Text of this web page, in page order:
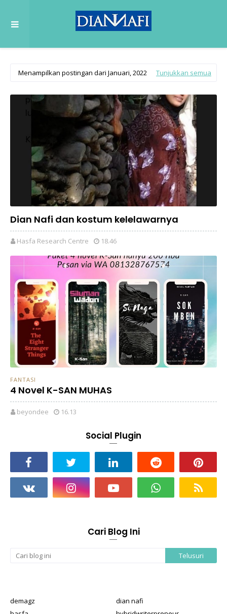
Menampilkan postingan dari Januari, 2022 Tunjukkan semua
Dian Nafi dan kostum kelelawarnya
Hasfa Research Centre 18.46
FANTASI
4 Novel K-SAN MUHAS
beyondee 16.13
Social Plugin
Cari Blog Ini
demagz
dian nafi